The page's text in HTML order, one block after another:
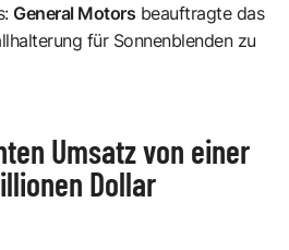
General Motors beauftragte das
für Sonnenblenden zu
Umsatz von einer
Dollar